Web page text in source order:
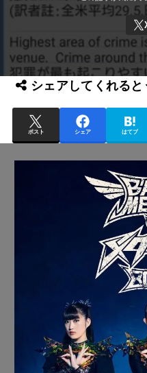
シェアしてくれると
ポスト シェア はてブ